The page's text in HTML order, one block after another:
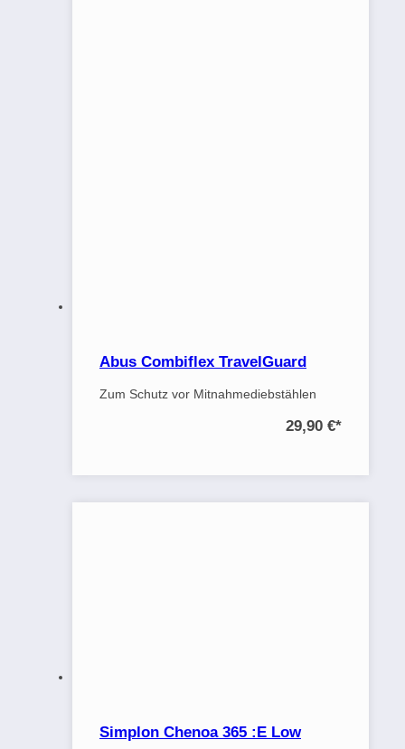
Abus Combiflex TravelGuard
Zum Schutz vor Mitnahmediebstählen
29,90 €*
Simplon Chenoa 365 :E Low